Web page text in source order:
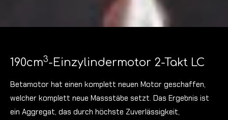
190cm3-Einzylindermotor 2-Takt LC
Betamotor hat einen komplett neuen Motor geschaffen,
welcher komplett neue Massstäbe setzt. Das Ergebnis ist
ein Aggregat, das durch höchste Zuverlässigkeit,